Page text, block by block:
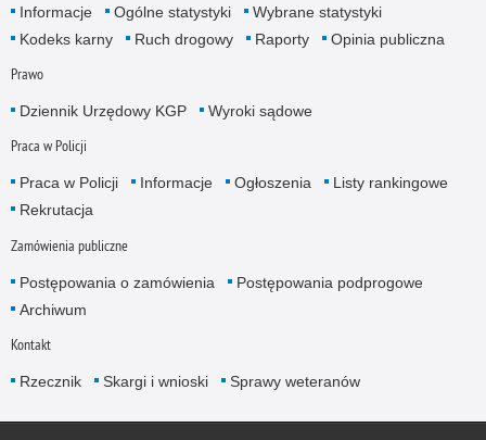
Informacje Ogólne statystyki
Wybrane statystyki
Kodeks karny
Ruch drogowy Raporty Opinia publiczna
Prawo
Dziennik Urzędowy KGP Wyroki sądowe
Praca w Policji
Praca w Policji Informacje Ogłoszenia
Listy rankingowe
Rekrutacja
Zamówienia publiczne
Postępowania o zamówienia
Postępowania podprogowe
Archiwum
Kontakt
Rzecznik Skargi i wnioski Sprawy weteranów